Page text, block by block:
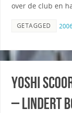
over de club en
GETAGGED
Yoshi
– Lindert